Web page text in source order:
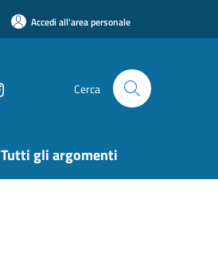
Accedi all'area personale
Cerca
Tutti gli argomenti